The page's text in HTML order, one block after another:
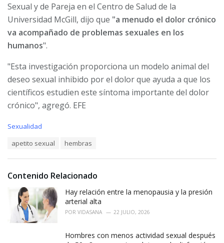
Sexual y de Pareja en el Centro de Salud de la
Universidad McGill, dijo que "a menudo el dolor crónico
va acompañado de problemas sexuales en los
humanos".
"Esta investigación proporciona un modelo animal del
deseo sexual inhibido por el dolor que ayuda a que los
científicos estudien este síntoma importante del dolor
crónico", agregó. EFE
C
o
r
Sexualidad
:
apetito sexual hembras
Contenido Relacionado
Hay relación entre la menopausia y la presión
arterial alta
POR VIDASANA 22 JULIO, 2026
Hombres con menos actividad sexual después